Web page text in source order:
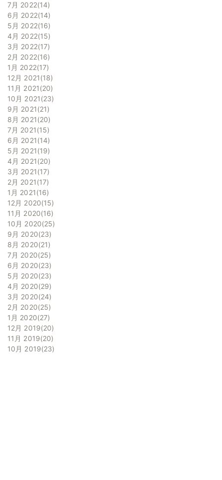
7月 2022 14
6月 2022 14
5月 2022 16
4月 2022 15
3月 2022 17
2月 2022 16
1月 2022 17
12月 2021 18
11月 2021 20
10月 2021 23
9月 2021 21
8月 2021 20
7月 2021 15
6月 2021 14
5月 2021 19
4月 2021 20
3月 2021 17
2月 2021 17
1月 2021 16
12月 2020 15
11月 2020 16
10月 2020 25
9月 2020 23
8月 2020 21
7月 2020 25
6月 2020 23
5月 2020 23
4月 2020 29
3月 2020 24
2月 2020 25
1月 2020 27
12月 2019 20
11月 2019 20
10月 2019 23